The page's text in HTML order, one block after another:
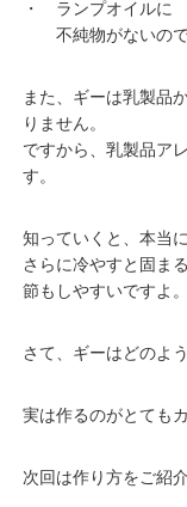
・ ランプオイルに
不純物がないので
また、ギーは乳製品
りません。
ですから、乳製品ア
す。
知っていくと、本当
さらに冷やすと固ま
節もしやすいですよ。
さて、ギーはどのよ
実は作るのがとてもカ
次回は作り方をご紹